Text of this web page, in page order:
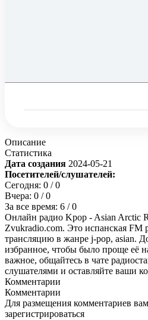
Описание
Статистика
Дата создания 2024-05-21
Посетителей/слушателей:
Сегодня: 0 / 0
Вчера: 0 / 0
За все время: 6 / 0
Онлайн радио Kpop - Asian Arctic
Zvukradio.com. Это испанская FM
трансляцию в жанре j-pop, asian.
избранное, чтобы было проще её
важное, общайтесь в чате
слушателями и оставляйте ваши
Комментарии
Комментарии
Для размещения комментариев
зарегистрироваться